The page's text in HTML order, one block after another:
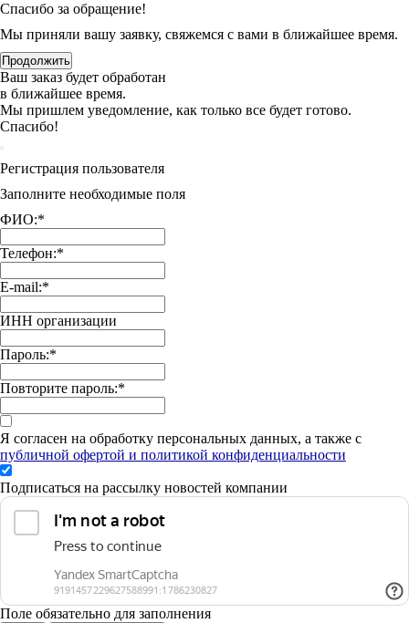
Спасибо за обращение!
Мы приняли вашу заявку, свяжемся с вами в ближайшее время.
Продолжить
Ваш заказ будет обработан
в ближайшее время.
Мы пришлем уведомление, как только все будет готово.
Спасибо!
Регистрация пользователя
Заполните необходимые поля
ФИО:*
Телефон:*
E-mail:*
ИНН организации
Пароль:*
Повторите пароль:*
Я согласен на обработку персональных данных, а также с
публичной офертой и политикой конфиденциальности
Подписаться на рассылку новостей компании
Поле обязательно для заполнения